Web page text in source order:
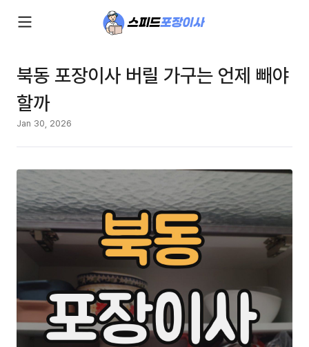
북동 포장이사 버릴 가구는 언제 빼야
할까
Jan 30, 2026